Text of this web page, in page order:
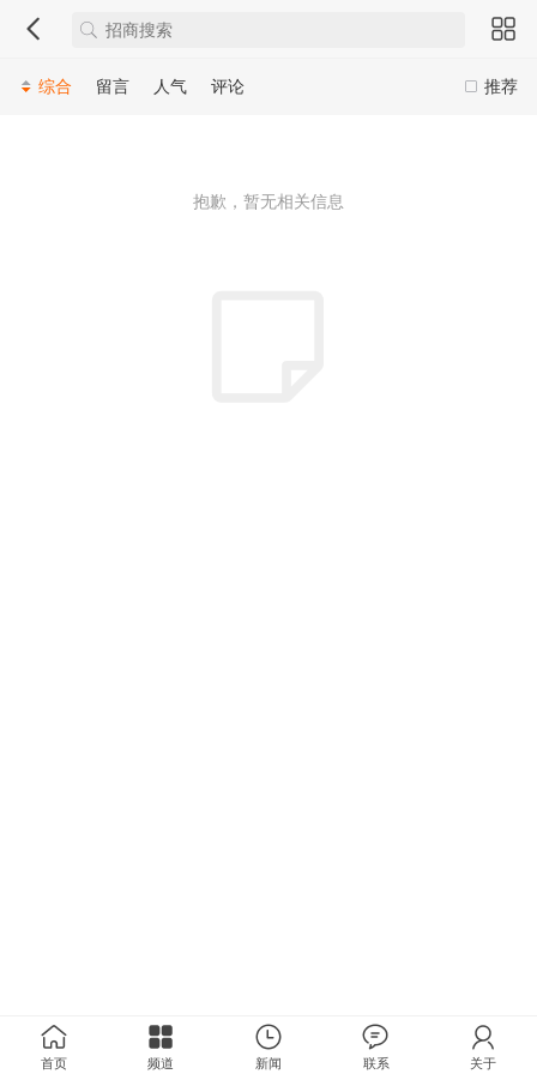
推荐
综合 留言 人气 评论
抱歉，暂无相关信息
首页 频道 新闻 联系 关于